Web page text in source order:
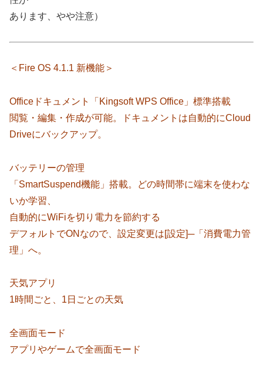
あります、やや注意）
＜Fire OS 4.1.1 新機能＞
Officeドキュメント「Kingsoft WPS Office」標準搭載
閲覧・編集・作成が可能。ドキュメントは自動的にCloud
Driveにバックアップ。
バッテリーの管理
「SmartSuspend機能」搭載。どの時間帯に端末を使わな
いか学習、
自動的にWiFiを切り電力を節約する
デフォルトでONなので、設定変更は[設定]─「消費電力管
理」へ。
天気アプリ
1時間ごと、1日ごとの天気
全画面モード
アプリやゲームで全画面モード